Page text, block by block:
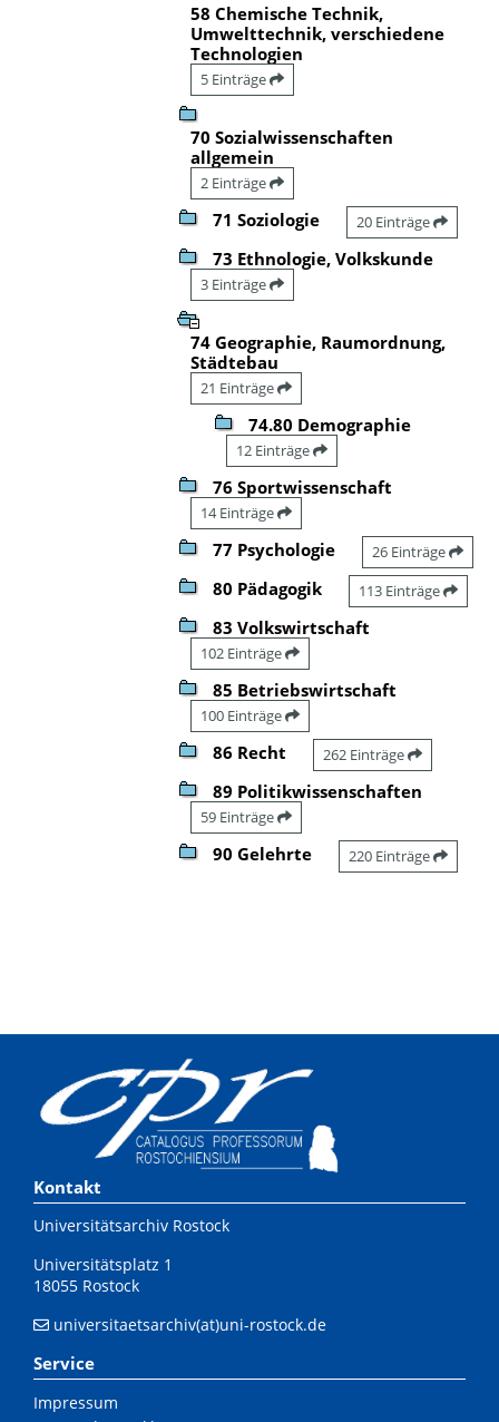
58 Chemische Technik,
Umwelttechnik, verschiedene
Technologien
5 Einträge
70 Sozialwissenschaften
allgemein
2 Einträge
71 Soziologie 20 Einträge
73 Ethnologie, Volkskunde
3 Einträge
74 Geographie, Raumordnung,
Städtebau
21 Einträge
74.80 Demographie
12 Einträge
76 Sportwissenschaft
14 Einträge
77 Psychologie 26 Einträge
80 Pädagogik 113 Einträge
83 Volkswirtschaft
102 Einträge
85 Betriebswirtschaft
100 Einträge
86 Recht 262 Einträge
89 Politikwissenschaften
59 Einträge
90 Gelehrte 220 Einträge
Kontakt
Universitätsarchiv Rostock
Universitätsplatz 1
18055 Rostock
universitaetsarchiv(at)uni-rostock.de
Service
Impressum